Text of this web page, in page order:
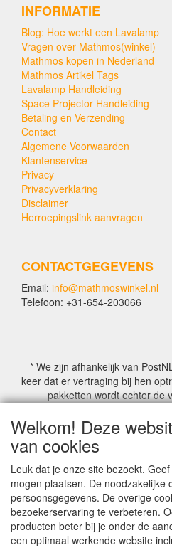
INFORMATIE
Blog: Hoe werkt een Lavalamp
Vragen over Mathmos(winkel)
Mathmos kopen in Nederland
Mathmos Artikel Tags
Lavalamp Handleiding
Space Projector Handleiding
Betaling en Verzending
Contact
Algemene Voorwaarden
Klantenservice
Privacy
Privacyverklaring
Disclaimer
Herroepingslink aanvragen
CONTACTGEGEVENS
Email: info@mathmoswinkel.nl
Telefoon: +31-654-203066
* We zijn afhankelijk van
keer dat er vertraging bij hen
pakketten wordt echter de
© COPYRIGHT by
Site Name, Ownership
Copyrighted property may not
another website, or otherwise
our explicit
For more information on
Welkom! Deze
van cookies
Leuk dat je onze site bezoekt.
mogen plaatsen. De noodzakelijke
persoonsgegevens. De overige
bezoekerservaring te verbeteren.
producten beter bij je onder de
een optimaal werkende website